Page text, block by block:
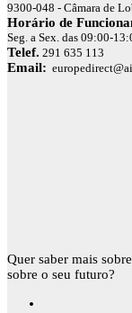
9300-048 - Câmara de
Horário de
Seg. a Sex. das 09:00-
Telef. 291 635 113
Email:
Quer saber mais
sobre o seu futuro?